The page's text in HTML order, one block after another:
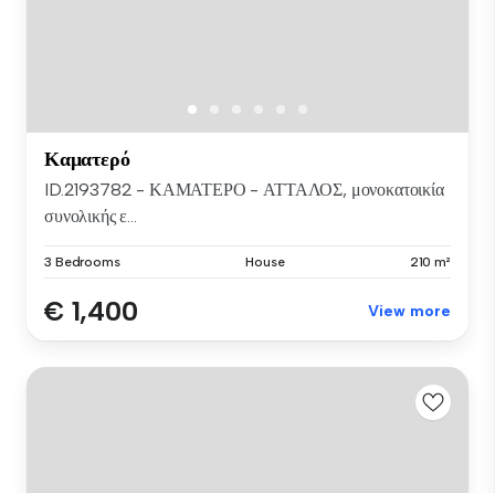
Καματερό
ID.2193782 - ΚΑΜΑΤΕΡΟ - ΑΤΤΑΛΟΣ, μονοκατοικία
συνολικής ε...
3 Bedrooms House 210 m²
€ 1,400 View more